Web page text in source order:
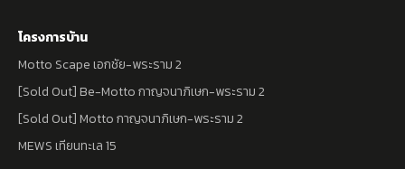
โครงการบ้าน
Motto Scape เอกชัย-พระราม 2
[Sold Out] Be-Motto กาญจนาภิเษก-พระราม 2
[Sold Out] Motto กาญจนาภิเษก-พระราม 2
MEWS เทียนทะเล 15